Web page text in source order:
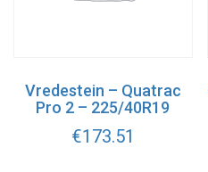
Vredestein – Quatrac
Pro 2 – 225/40R19
€173.51